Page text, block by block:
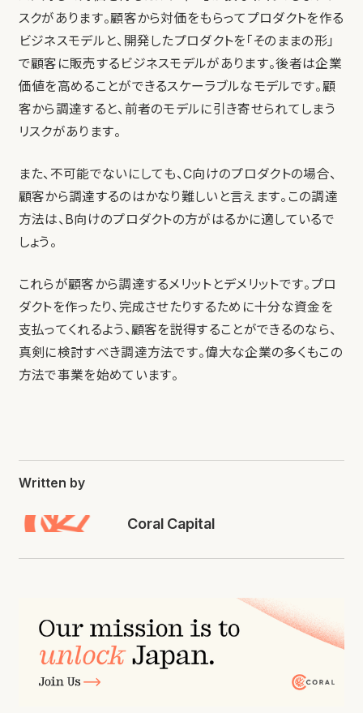
スクがあります。顧客から対価をもらってプロダクトを作る
ビジネスモデルと、開発したプロダクトを「そのままの形」
で顧客に販売するビジネスモデルがあります。後者は企業
価値を高めることができるスケーラブルなモデルです。顧
客から調達すると、前者のモデルに引き寄せられてしまう
リスクがあります。
また、不可能でないにしても、C向けのプロダクトの場合、
顧客から調達するのはかなり難しいと言えます。この調達
方法は、B向けのプロダクトの方がはるかに適しているで
しょう。
これらが顧客から調達するメリットとデメリットです。プロ
ダクトを作ったり、完成させたりするために十分な資金を
支払ってくれるよう、顧客を説得することができるのなら、
真剣に検討すべき調達方法です。偉大な企業の多くもこの
方法で事業を始めています。
Written by
Coral Capital